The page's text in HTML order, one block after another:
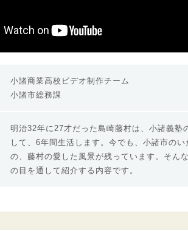
小諸商業高校ビデオ制作チーム
小諸市総務課
明治32年に27才だった島崎藤村は、小諸義塾
して、6年間生活します。今でも、小諸市の
の、藤村の愛した風景が残っています。そん
の目を通して紹介する内容です。